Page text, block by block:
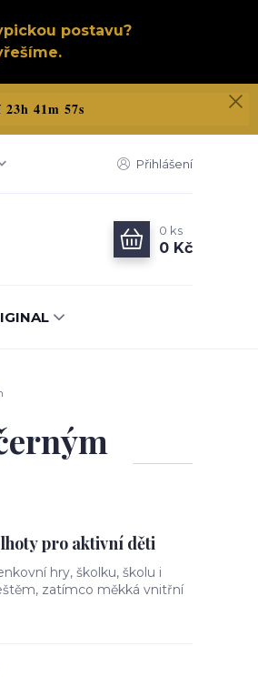
postavu?
41m 56s
Přihlášení
0 ks
0 Kč
pro aktivní děti
hry, školku, školu i
zatímco měkká vnitřní